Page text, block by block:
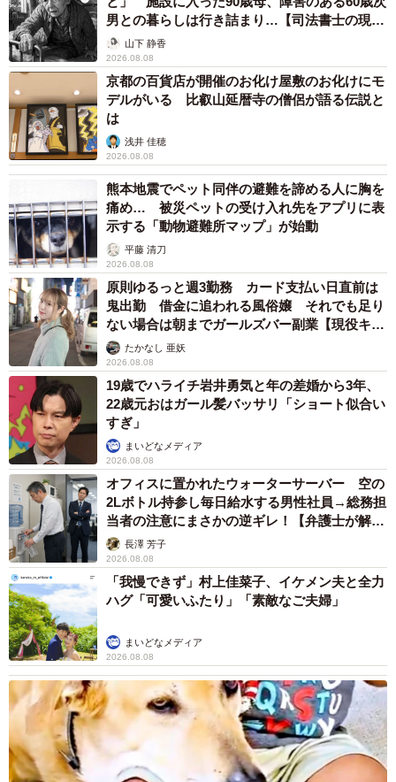
男との暮らしは行き詰まり…【司法書士の現場
から】山下 静香
2026.08.08
京都の百貨店が開催のお化け屋敷のお化けにモ
デルがいる 比叡山延暦寺の僧侶が語る伝説と
は
浅井 佳穂
2026.08.08
熊本地震でペット同伴の避難を諦める人に胸を
痛め… 被災ペットの受け入れ先をアプリに表
示する「動物避難所マップ」が始動
平藤 清刀
2026.08.08
原則ゆるっと週3勤務 カード支払い日直前は
鬼出勤 借金に追われる風俗嬢 それでも足り
ない場合は朝までガールズバー副業【現役キャ
ストに取材】
たかなし 亜妖
2026.08.08
19歳でハライチ岩井勇気と年の差婚から3年、
22歳元おはガール髪バッサリ「ショート似合い
すぎ」
まいどなメディア
2026.08.08
オフィスに置かれたウォーターサーバー 空の
2Lボトル持参し毎日給水する男性社員→総務担
当者の注意にまさかの逆ギレ！【弁護士が解
説】長澤 芳子
2026.08.08
「我慢できず」村上佳菜子、イケメン夫と全力
ハグ「可愛いふたり」「素敵なご夫婦」
まいどなメディア
2026.08.08